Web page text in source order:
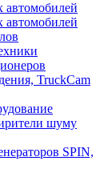
автомобилей
автомобилей
TruckCam
шуму
SPIN,